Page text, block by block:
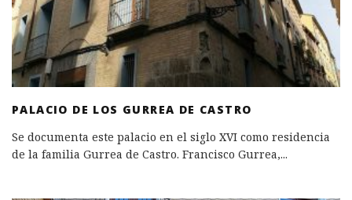
PALACIO DE LOS GURREA DE CASTRO
Se documenta este palacio en el siglo XVI como residencia
de la familia Gurrea de Castro. Francisco Gurrea,...